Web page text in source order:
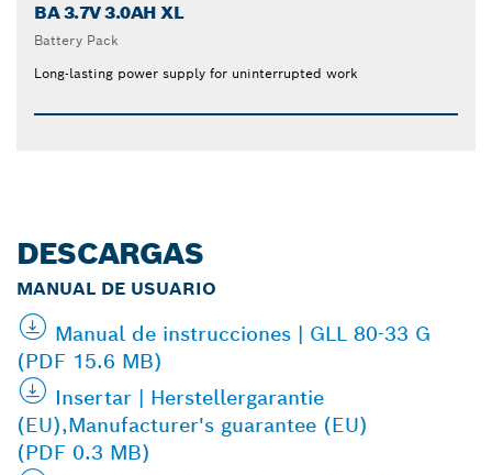
BA 3.7V 3.0AH XL
Battery Pack
Long-lasting power supply for uninterrupted work
DESCARGAS
MANUAL DE USUARIO
Manual de instrucciones | GLL 80-33 G
(PDF 15.6 MB)
Insertar | Herstellergarantie
(EU),Manufacturer's guarantee (EU)
(PDF 0.3 MB)